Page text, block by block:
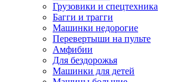
Грузовики и спецтехника
Багги и трагги
Машинки недорогие
Перевертыши на пульте
Амфибии
Для бездорожья
Машинки для детей